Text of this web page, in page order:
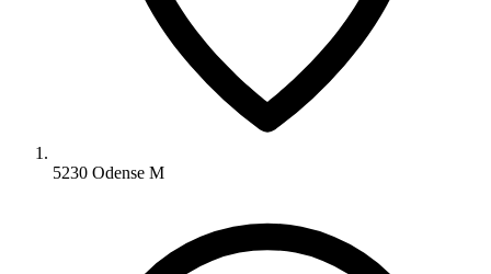
5230 Odense M